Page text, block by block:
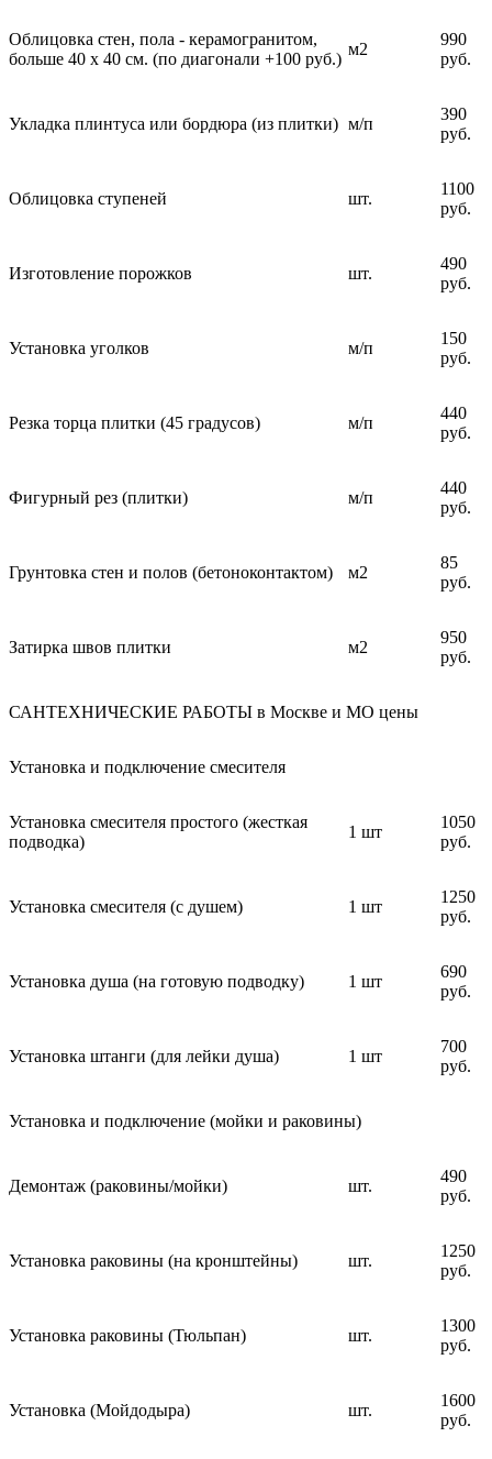
Облицовка стен, пола - керамогранитом,
больше 40 х 40 см. (по диагонали +100 руб.)
м2
990
руб.
Укладка плинтуса или бордюра (из плитки) м/п
390
руб.
Облицовка ступеней шт.
1100
руб.
Изготовление порожков шт.
490
руб.
Установка уголков м/п
150
руб.
Резка торца плитки (45 градусов) м/п
440
руб.
Фигурный рез (плитки) м/п
440
руб.
Грунтовка стен и полов (бетоноконтактом) м2
85
руб.
Затирка швов плитки м2
950
руб.
САНТЕХНИЧЕСКИЕ РАБОТЫ в Москве и МО цены
Установка и подключение смесителя
Установка смесителя простого (жесткая
подводка)
1 шт
1050
руб.
Установка смесителя (с душем) 1 шт
1250
руб.
Установка душа (на готовую подводку) 1 шт
690
руб.
Установка штанги (для лейки душа) 1 шт
700
руб.
Установка и подключение (мойки и раковины)
Демонтаж (раковины/мойки) шт.
490
руб.
Установка раковины (на кронштейны) шт.
1250
руб.
Установка раковины (Тюльпан) шт.
1300
руб.
Установка (Мойдодыра) шт.
1600
руб.